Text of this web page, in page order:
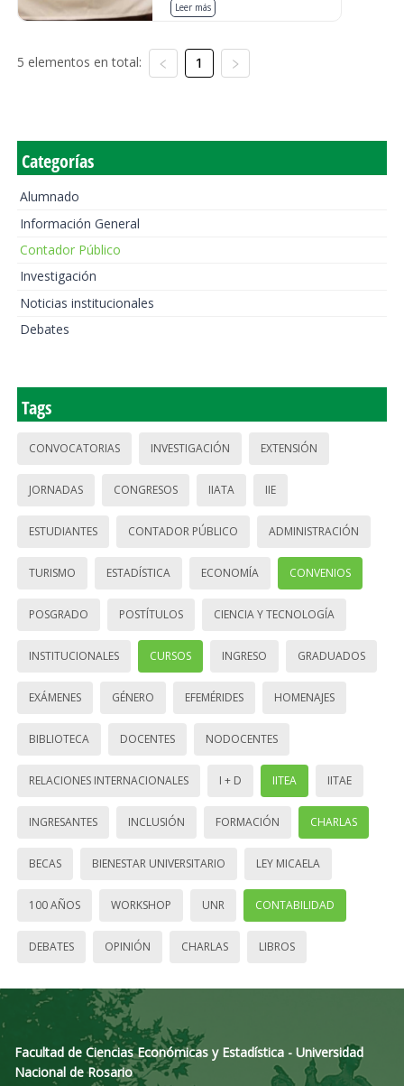
Leer más
5 elementos en total: 1
Categorías
Alumnado
Información General
Contador Público
Investigación
Noticias institucionales
Debates
Tags
CONVOCATORIAS INVESTIGACIÓN EXTENSIÓN
JORNADAS CONGRESOS IIATA IIE
ESTUDIANTES CONTADOR PÚBLICO ADMINISTRACIÓN
TURISMO ESTADÍSTICA ECONOMÍA CONVENIOS
POSGRADO POSTÍTULOS CIENCIA Y TECNOLOGÍA
INSTITUCIONALES CURSOS INGRESO GRADUADOS
EXÁMENES GÉNERO EFEMÉRIDES HOMENAJES
BIBLIOTECA DOCENTES NODOCENTES
RELACIONES INTERNACIONALES I + D IITEA IITAE
INGRESANTES INCLUSIÓN FORMACIÓN CHARLAS
BECAS BIENESTAR UNIVERSITARIO LEY MICAELA
100 AÑOS WORKSHOP UNR CONTABILIDAD
DEBATES OPINIÓN CHARLAS LIBROS
Facultad de Ciencias Económicas y Estadística - Universidad
Nacional de Rosario